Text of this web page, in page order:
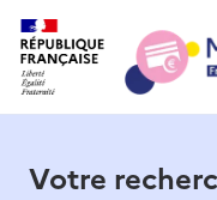
Votre